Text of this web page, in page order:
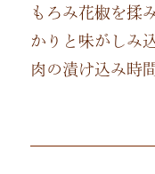
もろみ花椒を揉
かりと味がしみ
肉の漬け込み時